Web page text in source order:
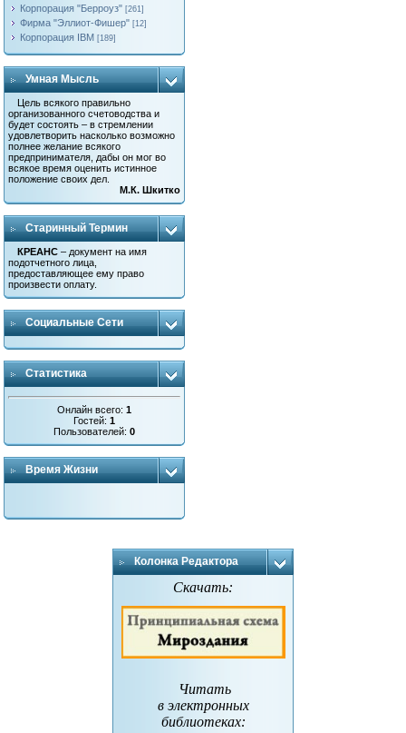
Корпорация "Берроуз" [261]
Фирма "Эллиот-Фишер" [12]
Корпорация IBM [189]
Умная Мысль
Цель всякого правильно
организованного счетоводства и
будет состоять – в стремлении
удовлетворить насколько возможно
полнее желание всякого
предпринимателя, дабы он мог во
всякое время оценить истинное
положение своих дел.
М.К. Шкитко
Старинный Термин
КРЕАНС – документ на имя
подотчетного лица,
предоставляющее ему право
произвести оплату.
Социальные Сети
Статистика
Онлайн всего:1
Гостей:1
Пользователей:0
Время Жизни
Колонка Редактора
Скачать:
Читать
в электронных
библиотеках: